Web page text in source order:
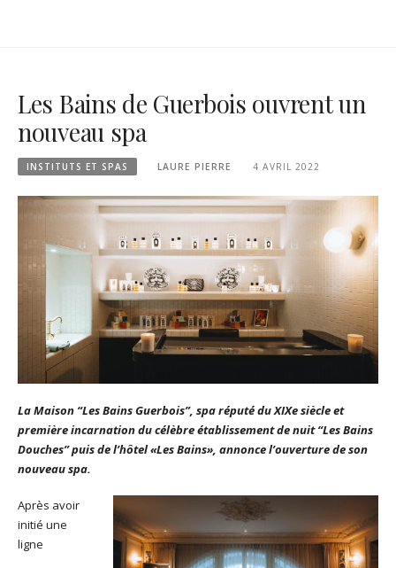
Les Bains de Guerbois ouvrent un
nouveau spa
INSTITUTS ET SPAS LAURE PIERRE 4 AVRIL 2022
La Maison “Les Bains Guerbois”, spa réputé du XIXe siècle et
première incarnation du célèbre établissement de nuit “Les Bains
Douches” puis de l’hôtel «Les Bains», annonce l’ouverture de son
nouveau spa.
Après avoir
initié une
ligne